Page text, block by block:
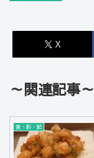
X
～関連記事～
食・彩・記